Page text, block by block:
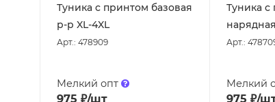
Туника с принтом базовая
р-р XL-4XL
Арт.: 478909
Мелкий опт
975 ₽/шт
Туника с
Арт.:
Мелкий
975 ₽/